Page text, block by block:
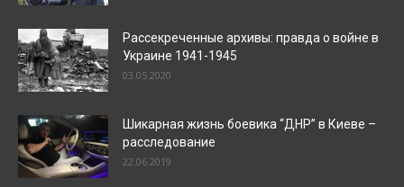
Рассекреченные архивы: правда о войне в
Украине 1941-1945
03.05.2020
Шикарная жизнь боевика “ДНР” в Киеве –
расследование
22.06.2019